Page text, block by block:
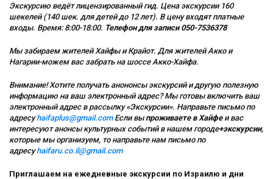
Экскурсию ведёт лицензированный гид. Цена экскурсии 160
шекелей (140 шек. для детей до 12 лет). В цену входят платные
входы. Время: 8:00-18:00. Телефон для записи 050-7536378
Мы забираем жителей Хайфы и Крайот. Для жителей Акко и
Нагарии-можем вас забрать на шоссе Акко-Хайфа.
Внимание! Хотите получать анононсы экскурсий и другую полезную
информацию на ваш электронный адрес? Мы готовы включить ваш
электронный адрес в рассылку «Экскурсии». Направьте письмо по
адресуhaifaplus@gmail.comЕсли вы проживаете в Хайфеи вас
интересуют анонсы культурных событий в нашем городе+экскурсии,
которые мы организуем, то направьте нам письмо по
адресуhaifaru.co.il@gmail.com
Приглашаем на ежедневные экскурсии по Израилю и дни